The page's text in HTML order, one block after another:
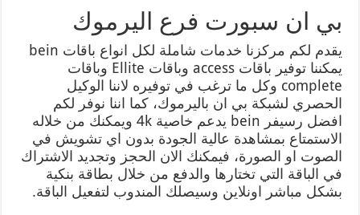
بي ان سبورت فرع اليرموك
يقدم لكم مركزنا خدمات شاملة لكل انواع باقات bein
يمكننا توفير باقات access وباقات Ellite وباقات
complete وكل ما ترغب في توفيره لاننا الوكيل
الحصري لشبكة بي ان باليرموك، كما اننا نوفر لكم
افضل رسيفر bein يدعم خاصية 4k ويمكنك من خلاله
الاستمتاع بمشاهدة عالية الجودة بدون اي تشويش في
الصوت او الصورة، فيمكنك الان الحجز وتجديد الاشتراك
في الباقة التي تختارها والدفع من خلال بطاقة بنكية
بشكل مباشر اونلاين وسيصلك المندوب لتفعيل الباقة.